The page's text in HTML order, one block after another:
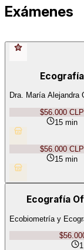
Exámenes
Ecografía
Dra. María Alejandra
$56.000 CLP
15 min
$56.000 CLP
15 min
Ecografía
Ecobiometría y